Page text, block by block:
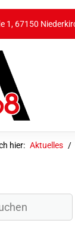
hier: Aktuelles